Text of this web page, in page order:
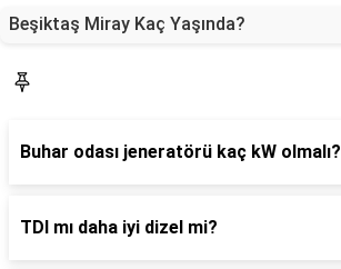
Beşiktaş Miray Kaç Yaşında?
Buhar odası jeneratörü kaç kW olmalı?
TDI mı daha iyi dizel mi?